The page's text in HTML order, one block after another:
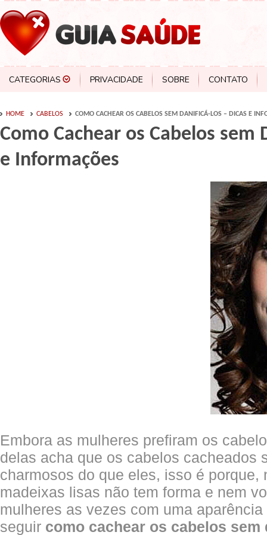
CATEGORIAS PRIVACIDADE SOBRE CONTATO
HOME CABELOS COMO CACHEAR OS CABELOS SEM DANIFICÁ-LOS – DICAS E
Como Cachear os Cabelos sem
e Informações
Embora as mulheres prefiram os
delas acha que os cabelos cacheados
charmosos do que eles, isso é porque,
madeixas lisas não tem forma e nem
mulheres as vezes com uma
seguir como cachear os cabelos sem